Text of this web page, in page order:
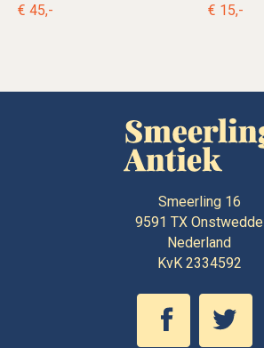
€ 45,-
€ 15,-
Smeerling 16
9591 TX Onstwedde
Nederland
KvK 2334592